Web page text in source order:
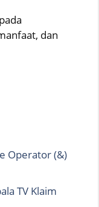
dan
Operator (&)
TV Klaim